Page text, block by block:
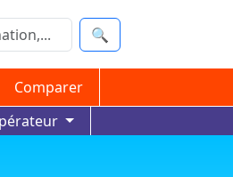
🔍
Comparer